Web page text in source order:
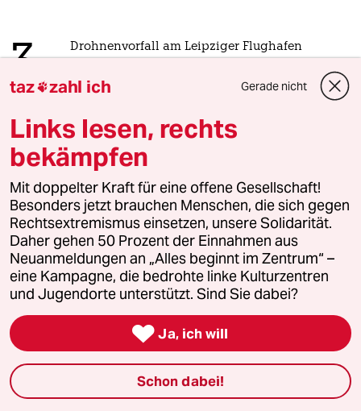
3 Drohnenvorfall am Leipziger Flughafen
Kriegsführung
4 Die Wahrheit
56 Millionen Deutsche sind betroffen
5 Über die geschlechtergerechte Stadt
„Die Stadt ist gemacht für den weißen
Mann in einem Auto“
6 Bundeszentrale für politische Bildung
Zurück zu den antikommunistischen
taz zahl ich Gerade nicht
Links lesen, rechts
bekämpfen
Mit doppelter Kraft für eine offene Gesellschaft!
Besonders jetzt brauchen Menschen, die sich gegen
Rechtsextremismus einsetzen, unsere Solidarität.
Daher gehen 50 Prozent der Einnahmen aus
Neuanmeldungen an „Alles beginnt im Zentrum“ –
eine Kampagne, die bedrohte linke Kulturzentren
und Jugendorte unterstützt. Sind Sie dabei?
 Ja, ich will
Schon dabei!